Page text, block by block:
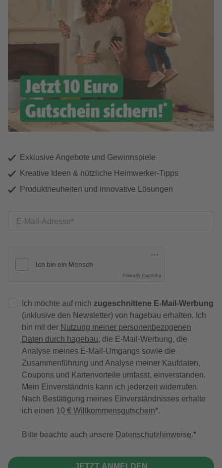
Exklusive Angebote und Gewinnspiele
Kreative Ideen & nützliche Heimwerker-Tipps
Produktneuheiten und innovative Lösungen
E-Mail-Adresse
Friendly Captcha
Ich möchte auf mich zugeschnittene E-Mail-Werbung
(inklusive den Newsletter) von hagebau erhalten. Ich
bin mit der Nutzung meiner personenbezogenen
Daten durch hagebau, die E-Mail-Werbung, die
Analyse meines E-Mail-Umgangs sowie die
Zusammenführung und Analyse meiner Kaufdaten,
Coupons und Kartenvorteile umfasst, einverstanden.
Mein Einverständnis kann ich jederzeit widerrufen.
Nach Bestätigung meines Einverständnisses erhalte
ich einen 10 € Willkommensgutschein*.
Bitte beachte auch unsere Datenschutzhinweise.